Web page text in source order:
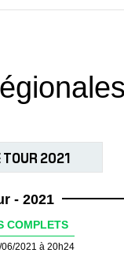
TOUR 2021
- 2021
COMPLETS
2021 à 20h24